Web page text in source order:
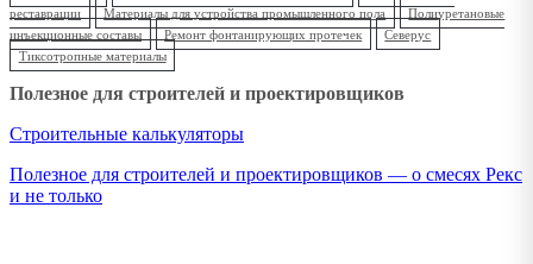
реставрации
Материалы для устройства промышленного пола
Полиуретановые
инъекционные составы
Ремонт фонтанирующих протечек
Северус
Тиксотропные материалы
Полезное для строителей и проектировщиков
Строительные калькуляторы
Полезное для строителей и проектировщиков — о смесях Рекс
и не только